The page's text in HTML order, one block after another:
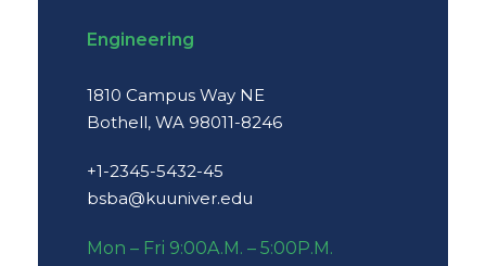
Engineering
1810 Campus Way NE
Bothell, WA 98011-8246
+1-2345-5432-45
bsba@kuuniver.edu
Mon – Fri 9:00A.M. – 5:00P.M.